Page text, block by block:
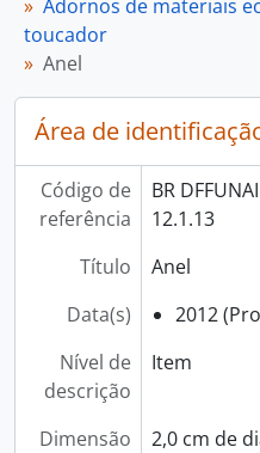
Adornos de materiais
toucador
Anel
Área de
Código de
referência
BR
12.1.13
Título
Anel
Data(s)
2012
Nível de
descrição
Item
Dimensão
2,0 cm de